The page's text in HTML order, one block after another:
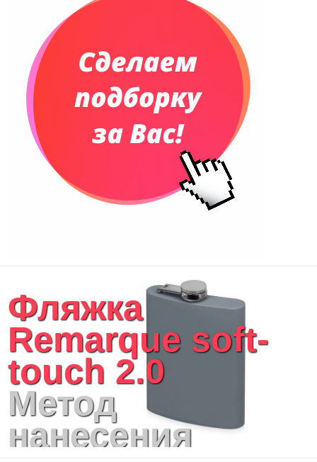
Телефонные книжки
Сумки и Рюкзаки
Сумки для планшетов и ноутбуков
Рюкзаки
Конференц-сумки
Сумки для покупок промо
Несессеры и косметички
Сумки дорожные
Текстиль для ванной комнаты
Кухонный текстиль
Ножи разделочные доски
Фоторамки и фотоальбомы
Уход за обувью
Игрушки
Шкатулки
Декоративные подушки
Фляжка
Remarque soft-
touch 2.0
Метод
нанесения